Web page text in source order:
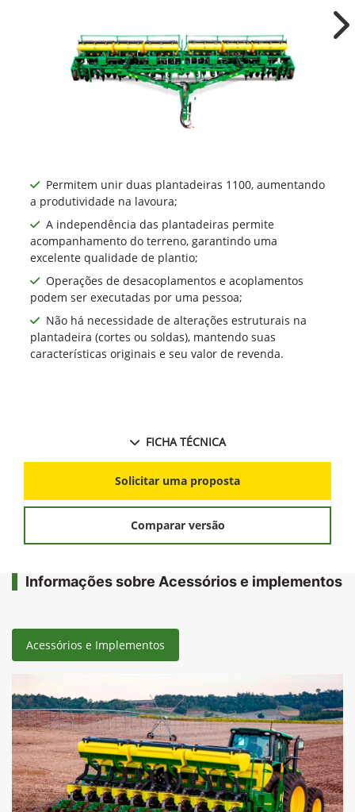
Permitem unir duas plantadeiras 1100, aumentando
a produtividade na lavoura;
A independência das plantadeiras permite
acompanhamento do terreno, garantindo uma
excelente qualidade de plantio;
Operações de desacoplamentos e acoplamentos
podem ser executadas por uma pessoa;
Não há necessidade de alterações estruturais na
plantadeira (cortes ou soldas), mantendo suas
características originais e seu valor de revenda.
FICHA TÉCNICA
Solicitar uma proposta
Comparar versão
Informações sobre Acessórios e implementos
Acessórios e Implementos